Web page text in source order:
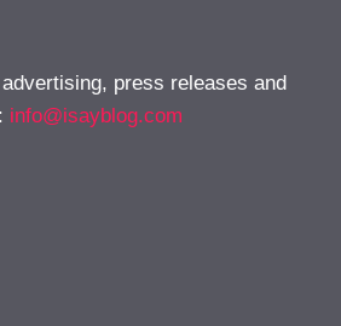
press releases and
: info@isayblog.com